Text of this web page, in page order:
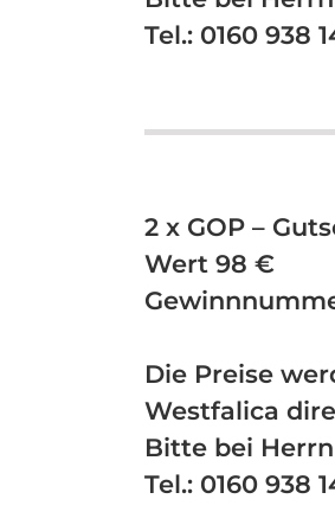
Tel.: 0160 938
2 x GOP –
Wert 98 €
Die Preise
Westfalica
Bitte bei
Tel.: 0160 938